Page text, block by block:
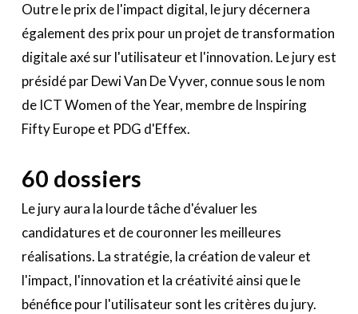
Outre le prix de l'impact digital, le jury décernera
également des prix pour un projet de transformation
digitale axé sur l'utilisateur et l'innovation. Le jury est
présidé par Dewi Van De Vyver, connue sous le nom
de ICT Women of the Year, membre de Inspiring
Fifty Europe et PDG d'Effex.
60 dossiers
Le jury aura la lourde tâche d'évaluer les
candidatures et de couronner les meilleures
réalisations. La stratégie, la création de valeur et
l'impact, l'innovation et la créativité ainsi que le
bénéfice pour l'utilisateur sont les critères du jury.